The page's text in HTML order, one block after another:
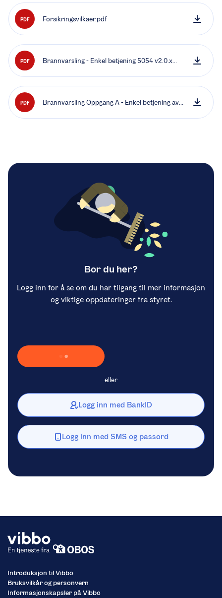
PDF Forsikringsvilkaer.pdf
PDF
Brannvarsling - Enkel betjening 5054 v2.0.x
PDF
Brannvarsling Oppgang A - Enkel betjening av
Bor du her?
Logg inn for å se om du har tilgang til mer informasjon
og viktige oppdateringer fra styret.
Laster inn Vipps …
eller
Logg inn med BankID
Logg inn med SMS og passord
Introduksjon til Vibbo
Bruksvilkår og personvern
Informasjonskapsler på Vibbo